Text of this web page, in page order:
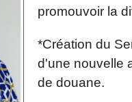
promouvoir la
*Création du
d'une nouvelle
de douane.